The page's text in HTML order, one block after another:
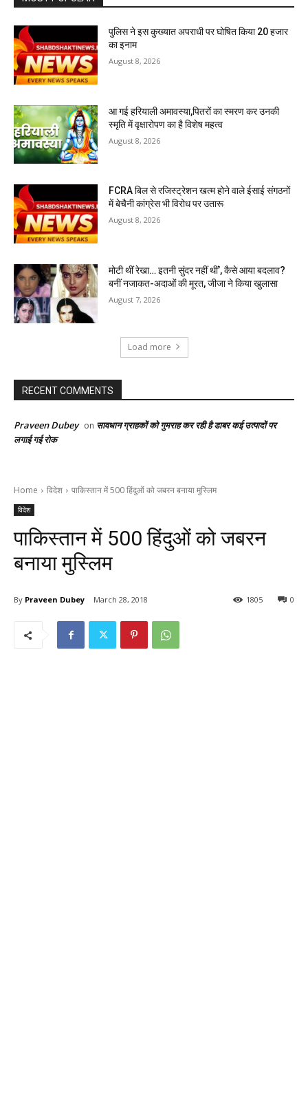
पुलिस ने इस कुख्यात अपराधी पर घोषित किया 20 हजार
का इनाम
August 8, 2026
आ गई हरियाली अमावस्या,पितरों का स्मरण कर उनकी
स्मृति में वृक्षारोपण का है विशेष महत्व
August 8, 2026
FCRA बिल से रजिस्ट्रेशन खत्म होने वाले ईसाई संगठनों
में बेचैनी कांग्रेस भी विरोध पर उतारू
August 8, 2026
मोटी थीं रेखा… इतनी सुंदर नहीं थीं’, कैसे आया बदलाव?
बनीं नजाकत-अदाओं की मूरत, जीजा ने किया खुलासा
August 7, 2026
Load more
RECENT COMMENTS
Praveen Dubey on सावधान ग्राहकों को गुमराह कर रही है डाबर कई उत्पादों पर
लगाई गई रोक